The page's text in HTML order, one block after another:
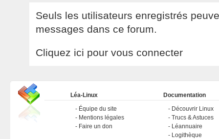
Seuls les utilisateurs enregistrés
messages dans ce forum.
Cliquez ici pour vous connecter
Léa-Linux
Équipe du site
Mentions légales
Faire un don
Documentation
Découvrir Linux
Trucs & Astuces
Léannuaire
Logithèque